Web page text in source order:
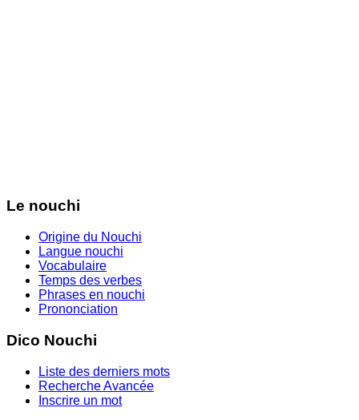
Le nouchi
Origine du Nouchi
Langue nouchi
Vocabulaire
Temps des verbes
Phrases en nouchi
Prononciation
Dico Nouchi
Liste des derniers mots
Recherche Avancée
Inscrire un mot